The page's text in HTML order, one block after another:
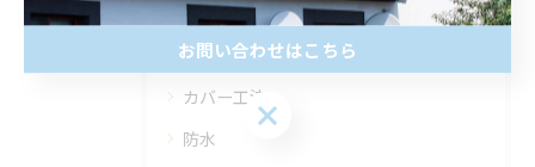
屋根
塗り替え
カバー工法
防水
お問い合わせはこちら